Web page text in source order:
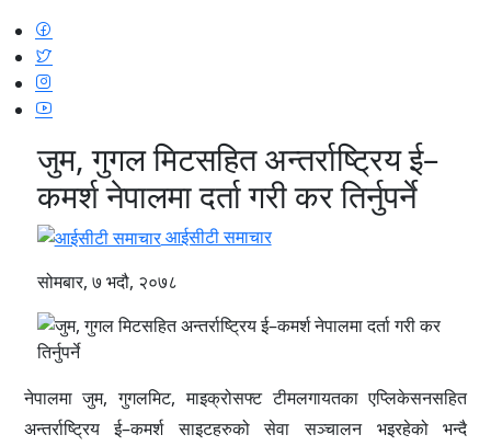
जुम, गुगल मिटसहित अन्तर्राष्ट्रिय ई–
कमर्श नेपालमा दर्ता गरी कर तिर्नुपर्ने
आईसीटी समाचार
सोमबार, ७ भदौ, २०७८
नेपालमा जुम, गुगलमिट, माइक्रोसफ्ट टीमलगायतका एप्लिकेसनसहित
अन्तर्राष्ट्रिय ई–कमर्श साइटहरुको सेवा सञ्चालन भइरहेको भन्दै